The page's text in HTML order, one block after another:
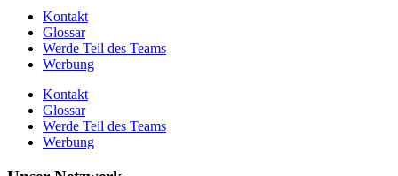
Kontakt
Glossar
Werde Teil des Teams
Werbung
Kontakt
Glossar
Werde Teil des Teams
Werbung